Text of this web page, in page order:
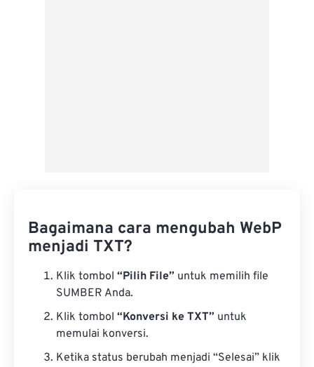
Bagaimana cara mengubah WebP
menjadi TXT?
Klik tombol “Pilih File” untuk memilih file
SUMBER Anda.
Klik tombol “Konversi ke TXT” untuk
memulai konversi.
Ketika status berubah menjadi “Selesai” klik